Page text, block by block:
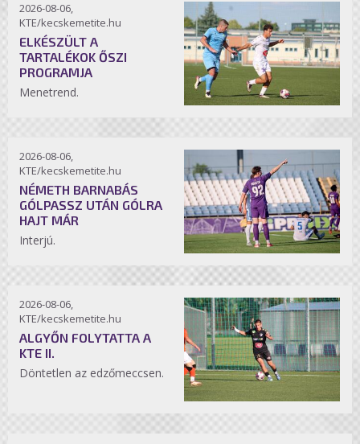
2026-08-06,
KTE/kecskemetite.hu
ELKÉSZÜLT A
TARTALÉKOK ŐSZI
PROGRAMJA
Menetrend.
2026-08-06,
KTE/kecskemetite.hu
NÉMETH BARNABÁS
GÓLPASSZ UTÁN GÓLRA
HAJT MÁR
Interjú.
2026-08-06,
KTE/kecskemetite.hu
ALGYŐN FOLYTATTA A
KTE II.
Döntetlen az edzőmeccsen.